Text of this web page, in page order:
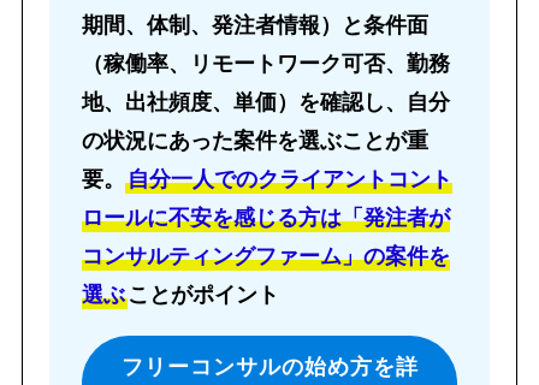
期間、体制、発注者情報）と条件面
（稼働率、リモートワーク可否、勤務
地、出社頻度、単価）を確認し、自分
の状況にあった案件を選ぶことが重
要。自分一人でのクライアントコント
ロールに不安を感じる方は「発注者が
コンサルティングファーム」の案件を
選ぶことがポイント
フリーコンサルの始め方を詳